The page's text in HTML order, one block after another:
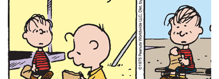
Tecnologia
Internet
Scienza
Cultura
Economia
Storie/Idee
Ok Boomer!
Media
Europa
Altrecose